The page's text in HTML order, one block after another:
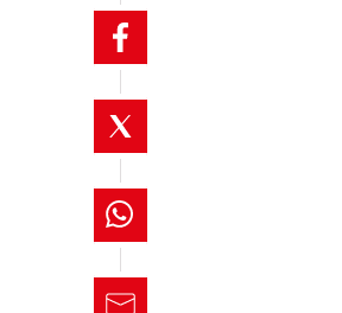
ilvibonese.it
catanzarochannel.it
lacapitalenews.it